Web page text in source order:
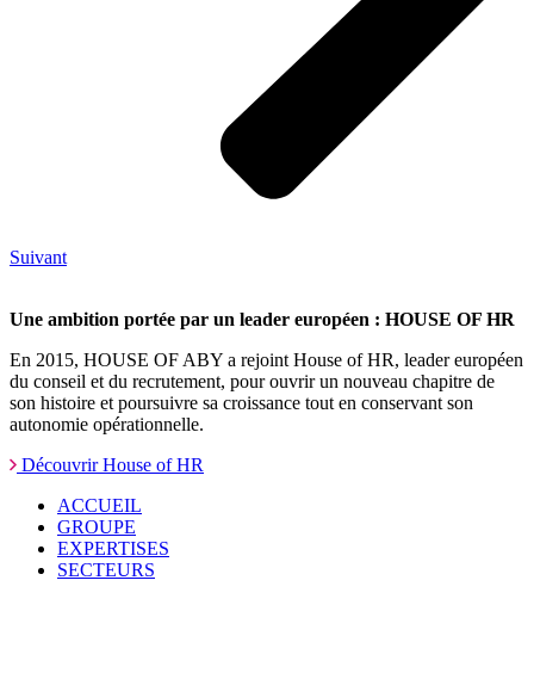
Suivant
Une ambition portée par un leader européen : HOUSE OF HR
En 2015, HOUSE OF ABY a rejoint House of HR, leader européen
du conseil et du recrutement, pour ouvrir un nouveau chapitre de
son histoire et poursuivre sa croissance tout en conservant son
autonomie opérationnelle.
Découvrir House of HR
ACCUEIL
GROUPE
EXPERTISES
SECTEURS